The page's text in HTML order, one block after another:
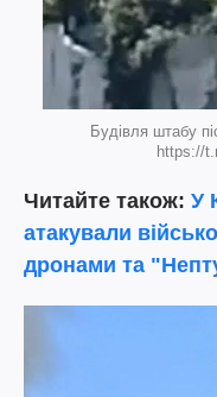
Будівля штабу
https://
Читайте також: У
атакували
дронами та